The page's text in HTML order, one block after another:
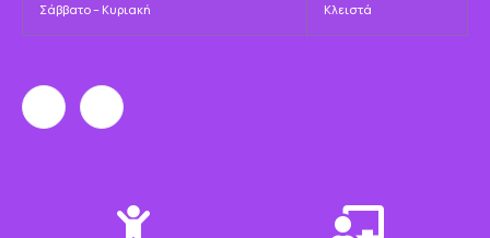
Σάββατο – Κυριακή Κλειστά